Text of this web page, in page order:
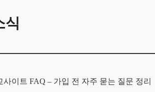
식
사이트 FAQ – 가입 전 자주 묻는 질문 정리